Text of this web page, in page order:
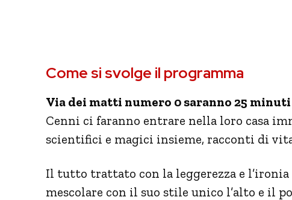
Come si svolge il programma
Via dei matti numero 0 saranno 25 minuti
Cenni ci faranno entrare nella loro casa
scientifici e magici insieme, racconti di
Il tutto trattato con la leggerezza e
mescolare con il suo stile unico l’alto e il